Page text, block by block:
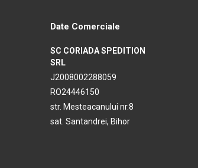
Date Comerciale
SC CORIADA SPEDITION
SRL
J2008002288059
RO24446150
str. Mesteacanului nr.8
sat. Santandrei, Bihor